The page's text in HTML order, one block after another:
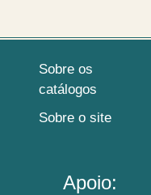
Sobre os
catálogos
Sobre o site
Apoio: